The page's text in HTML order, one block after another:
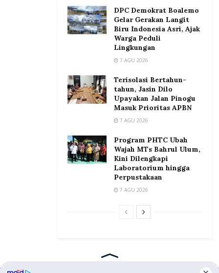
DPC Demokrat Boalemo
Gelar Gerakan Langit
Biru Indonesia Asri, Ajak
Warga Peduli
Lingkungan
7 AGU 2026
Terisolasi Bertahun-
tahun, Jasin Dilo
Upayakan Jalan Pinogu
Masuk Prioritas APBN
7 AGU 2026
Program PHTC Ubah
Wajah MTs Bahrul Ulum,
Kini Dilengkapi
Laboratorium hingga
Perpustakaan
7 AGU 2026